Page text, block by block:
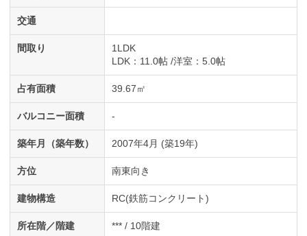
交通
間取り
1LDK
LDK ：11.0帖 洋室 ：5.0帖
占有面積 39.67㎡
バルコニー面積 -
築年月（築年数） 2007年4月 (築19年)
方位 南東向き
建物構造 RC(鉄筋コンクリート)
所在階／階建 *** / 10階建